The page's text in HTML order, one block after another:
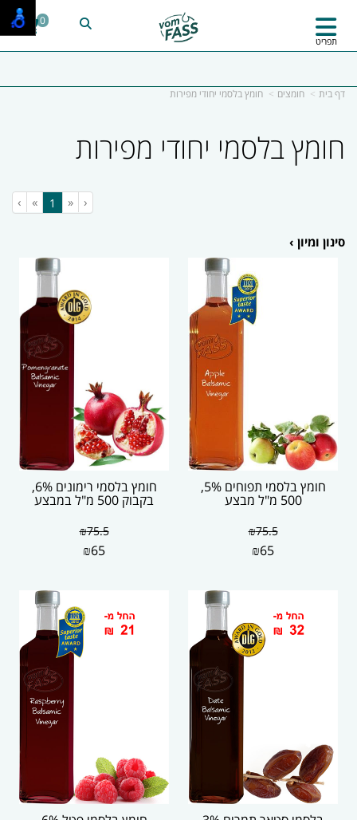
תפריט
0
דף בית חומצים חומץ בלסמי יחודי מפירות
חומץ בלסמי יחודי מפירות
‹
«
1
»
›
סינון ומיון ›
חומץ בלסמי תפוחים 5%,
500 מ"ל מבצע
₪75.5
₪65
חומץ בלסמי רימונים 6%,
בקבוק 500 מ"ל במבצע
₪75.5
₪65